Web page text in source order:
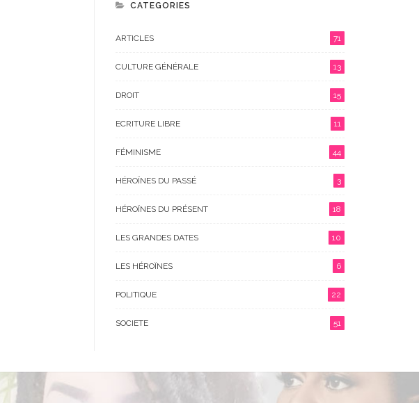
CATEGORIES
ARTICLES 71
CULTURE GÉNÉRALE 13
DROIT 15
ECRITURE LIBRE 11
FÉMINISME 44
HÉROÏNES DU PASSÉ 3
HÉROÏNES DU PRÉSENT 18
LES GRANDES DATES 10
LES HÉROÏNES 6
POLITIQUE 22
SOCIETE 51